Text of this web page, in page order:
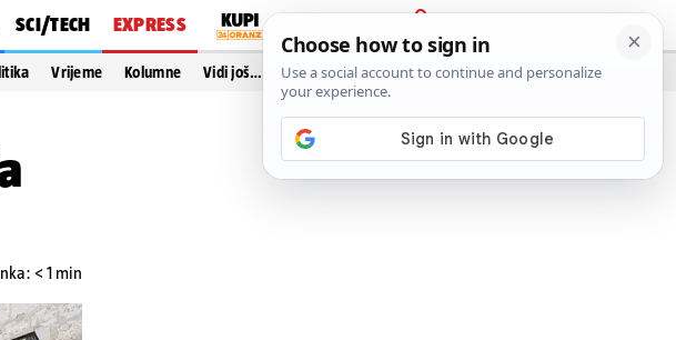
SCI/TECH EXPRESS
PRIJAVA
Vrijeme Kolumne Vidi još…
< 1 min